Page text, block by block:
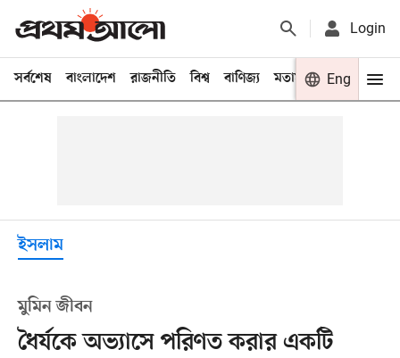
Login
সর্বশেষ বাংলাদেশ রাজনীতি বিশ্ব বাণিজ্য মতামত খেলা
Eng
ইসলাম
মুমিন জীবন
ধৈর্যকে অভ্যাসে পরিণত করার একটি